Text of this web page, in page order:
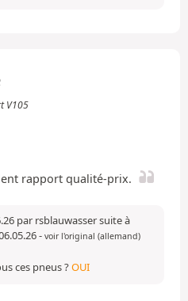
V105
rapport qualité-prix.
par rsblauwasser suite à
- voir l'original (allemand)
ces pneus ?OUI